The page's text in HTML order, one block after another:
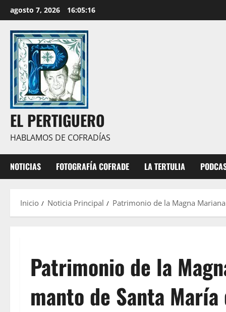
al
contenido
agosto 7, 2026 16:05:17
EL PERTIGUERO
HABLAMOS DE COFRADÍAS
NOTICIAS FOTOGRAFÍA COFRADE LA TERTULIA
Inicio Noticia Principal Patrimonio de la Magna
Patrimonio de la
manto de Santa